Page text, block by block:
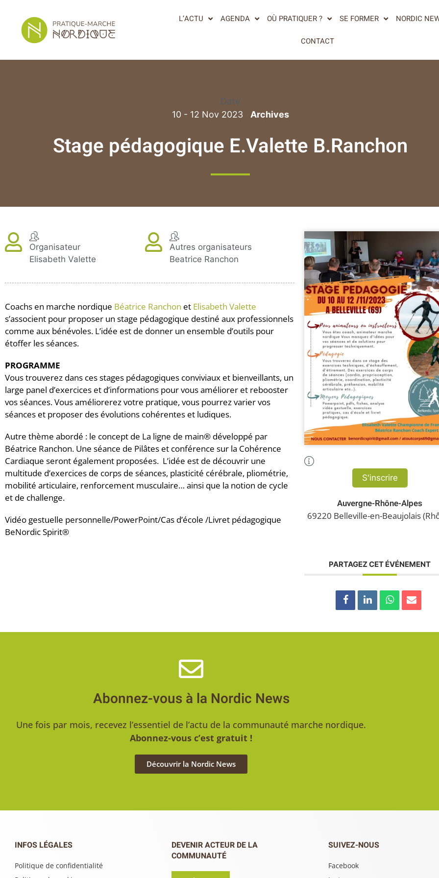
L’ACTU AGENDA OÙ PRATIQUER ? SE FORMER NORDIC
CONTACT
Date
10 - 12 Nov 2023
Stage pédagogique E.Valette B.Ranchon
Organisateur
Elisabeth Valette
Autres organisateurs
Beatrice Ranchon
Coachs en marche nordique Béatrice Ranchon et Elisabeth Valette
s’associent pour proposer un stage pédagogique destiné aux professionnels
comme aux bénévoles. L’idée est de donner un ensemble d’outils pour
étoffer les séances.
PROGRAMME
Vous trouverez dans ces stages pédagogiques conviviaux et bienveillants, un
large panel d’exercices et d’informations pour vous améliorer et rebooster
vos séances. Vous améliorerez votre pratique, vous pourrez varier vos
séances et proposer des évolutions cohérentes et ludiques.
Autre thème abordé : le concept de La ligne de main® développé par
Béatrice Ranchon. Une séance de Pilâtes et conférence sur la Cohérence
Cardiaque seront également proposées. L’idée est de découvrir une
multitude d’exercices de corps de séances, plasticité cérébrale, pliométrie,
mobilité articulaire, renforcement musculaire… ainsi que la notion de cycle
et de challenge.
Vidéo gestuelle personnelle/PowerPoint/Cas d’école /Livret pédagogique
BeNordic Spirit®
S'inscrire
Auvergne-Rhône-Alpes
69220 Belleville-en-Beaujolais
PARTAGEZ CET ÉVÉNEMENT
Abonnez-vous à la Nordic News
Une fois par mois, recevez l’essentiel de l’actu de la communauté marche nordique.
Abonnez-vous c’est gratuit !
Découvrir la Nordic News
INFOS LÉGALES
Politique de confidentialité
DEVENIR ACTEUR DE LA
COMMUNAUTÉ
SUIVEZ-NOUS
Facebook